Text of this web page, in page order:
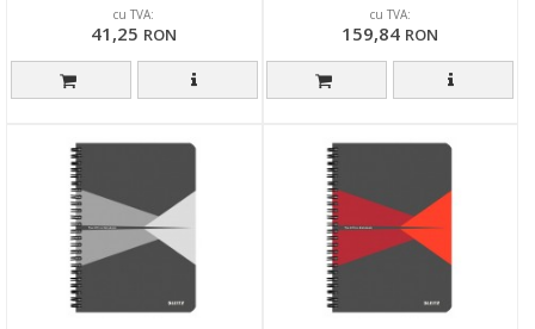
cu TVA:
41,25 RON
cu TVA:
159,84 RON